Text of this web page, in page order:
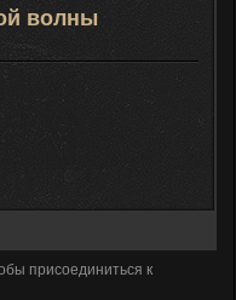
волны
присоединиться к